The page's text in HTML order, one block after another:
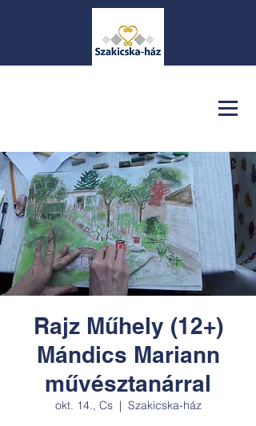
Rajz Műhely (12+)
Mándics Mariann
művésztanárral
okt. 14., Cs
  |
Szakicska-ház